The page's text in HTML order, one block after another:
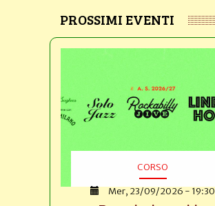
PROSSIMI EVENTI
CORSO
Mer, 23/09/2026 - 19:30